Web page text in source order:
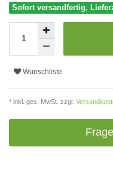
Sofort versandfertig,
Wunschliste
* inkl. ges. MwSt. zzgl.